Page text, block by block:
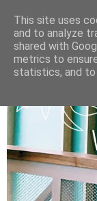
This site uses
and to analyze
shared with
metrics to
statistics, and to